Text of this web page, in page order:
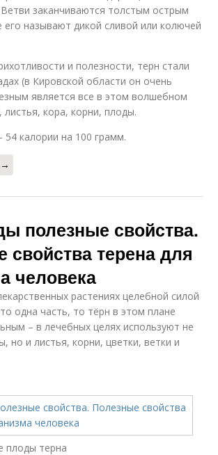
заканчиваются толстым острым
называют дикой сливой или колючей
и полезности, терн стали
(в Кировской области он очень
является все в этом волшебном
листья, кора, корни, плоды.
калории на 100 грамм.
→
полезные свойства.
свойства терена для
человека
растениях целебной силой
одна часть, то тёрн в этом плане
– в лечебных целях используют не
но и листья, корни, цветки, ветки и
плоды терна